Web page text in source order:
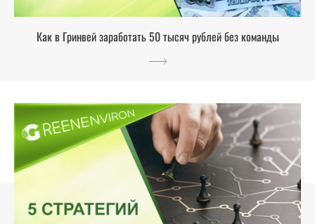
Как в Гринвей заработать 50 тысяч рублей без команды